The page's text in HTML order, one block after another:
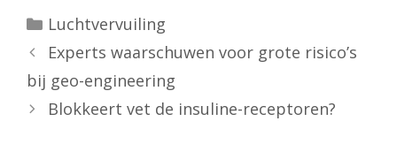
Categorieën
Luchtvervuiling
Experts waarschuwen voor grote risico’s
bij geo-engineering
Blokkeert vet de insuline-receptoren?